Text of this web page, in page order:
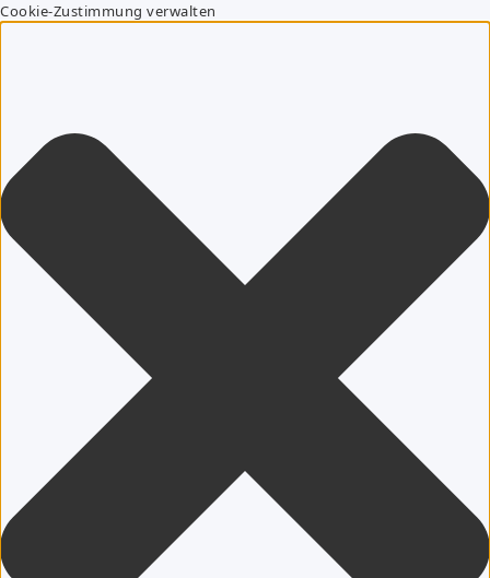
Cookie-Zustimmung verwalten